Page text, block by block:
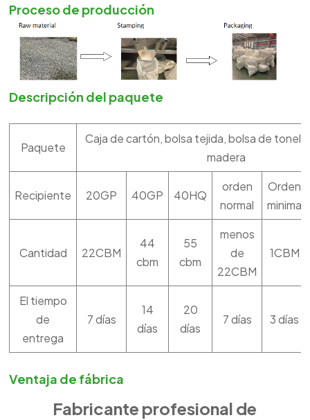
Proceso de producción
Descripción del paquete
Paquete
Caja de cartón, bolsa tejida, bolsa de
madera
Recipiente 20GP 40GP 40HQ
orden
normal
Orden
minima
Cantidad 22CBM
44
cbm
55
cbm
menos
de
22CBM
1CBM
El tiempo
de
entrega
7 días
14
días
20
días
7 días 3 días
Ventaja de fábrica
Fabricante profesional de